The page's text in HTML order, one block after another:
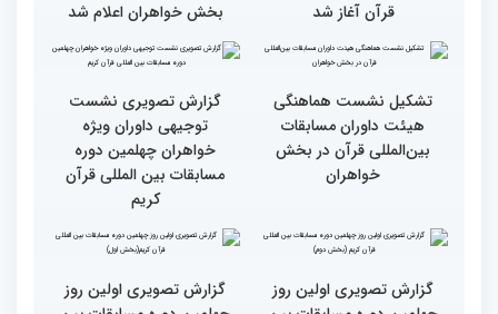
نگاری از حال و هوای اولین
روز مسابقات قرآن
بین‌المللی قرآن کریم
رقابت بخش بانوان چهلمین
دوره مسابقات بین المللی
قرآن آغاز شد
نوبت اجرای شرکت‌کنندگان
مسابقات بین‌المللی قرآن در
بخش خواهران اعلام شد
هیئت داوران مسابقات
توجیهی داوران ویژه